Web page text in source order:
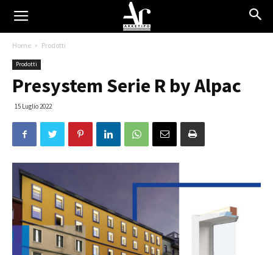
Home Prodotti
Prodotti
Presystem Serie R by Alpac
15 Luglio 2022